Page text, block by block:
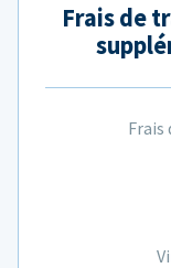
Frais de
Frais